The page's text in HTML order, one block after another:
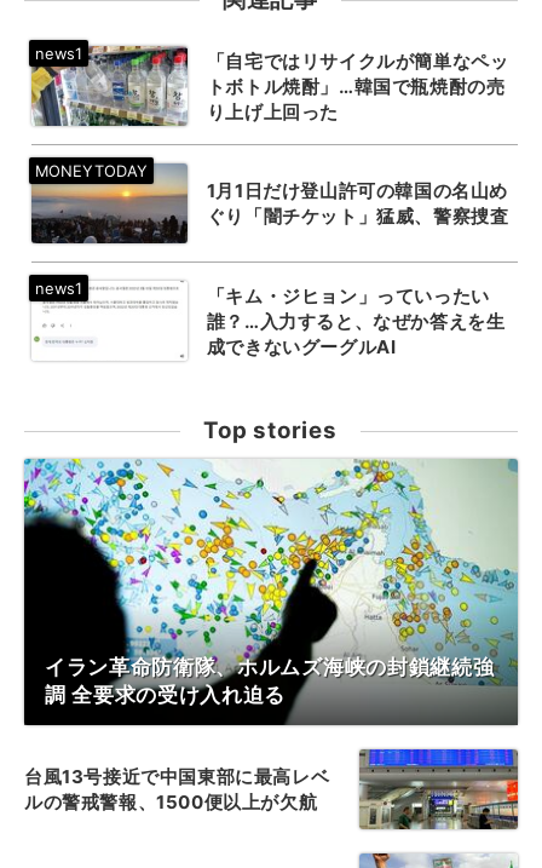
「自宅ではリサイクルが簡単なペッ
トボトル焼酎」…韓国で瓶焼酎の売
り上げ上回った
1月1日だけ登山許可の韓国の名山め
ぐり「闇チケット」猛威、警察捜査
「キム・ジヒョン」っていったい
誰？…入力すると、なぜか答えを生
成できないグーグルAI
Top stories
イラン革命防衛隊、ホルムズ海峡の封鎖継続強
調 全要求の受け入れ迫る
台風13号接近で中国東部に最高レベ
ルの警戒警報、1500便以上が欠航